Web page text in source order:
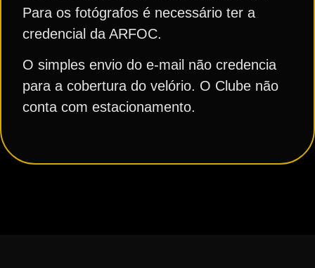
Para os fotógrafos é necessário ter a
credencial da ARFOC.
O simples envio do e-mail não credencia
para a cobertura do velório. O Clube não
conta com estacionamento.